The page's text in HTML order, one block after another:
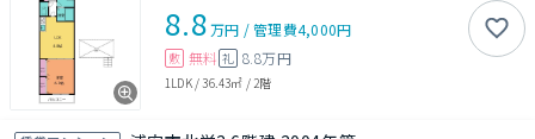
8.8万円 /管理費4,000円
敷 無料 礼 8.8万円
1LDK/36.43㎡ / 2階